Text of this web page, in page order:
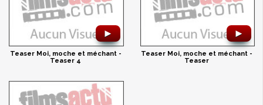
►
Teaser Moi, moche et méchant -
Teaser 4
►
Teaser Moi, moche et méchant -
Teaser